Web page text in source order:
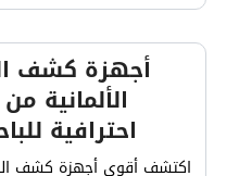
أجهزة كشف
احترافية